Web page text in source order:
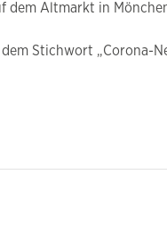
dem Altmarkt in
Stichwort „Corona-